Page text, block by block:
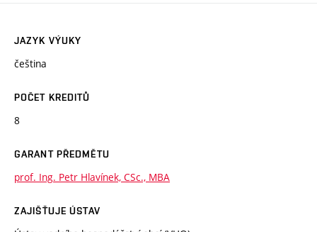
JAZYK VÝUKY
čeština
POČET KREDITŮ
8
GARANT PŘEDMĚTU
prof. Ing. Petr Hlavínek, CSc., MBA
ZAJIŠŤUJE ÚSTAV